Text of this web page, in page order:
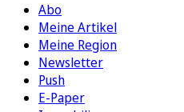
Abo
Meine Artikel
Meine Region
Newsletter
Push
E-Paper